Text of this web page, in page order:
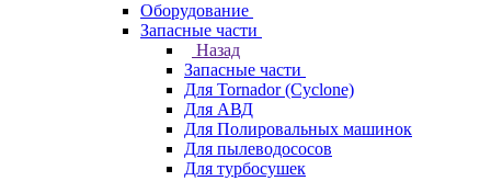
Оборудование
Запасные части
Назад
Запасные части
Для Tornador (Cyclone)
Для АВД
Для Полировальных машинок
Для пылеводососов
Для турбосушек